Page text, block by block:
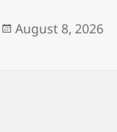
Posted
August 8, 2026